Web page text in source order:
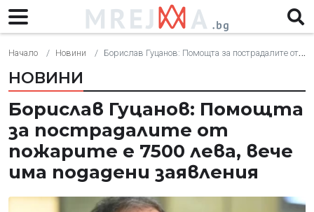
Начало Новини Борислав Гуцанов: Помощта за пострадалите от пожарите е 7500 лева, вече има подадени заявления
НОВИНИ
Борислав Гуцанов: Помощта
за пострадалите от
пожарите е 7500 лева, вече
има подадени заявления